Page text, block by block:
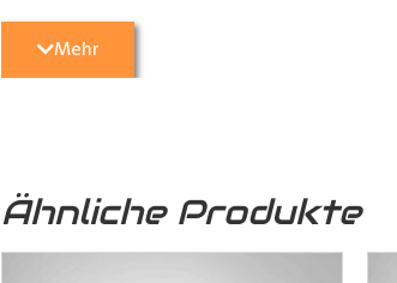
Vielseitige Anwendungsmöglichkeiten:
Heimwerkerprojekten, dieses
·Verschiedene Variationen:DasTransportrohr
Mehr
Ähnliche Produkte